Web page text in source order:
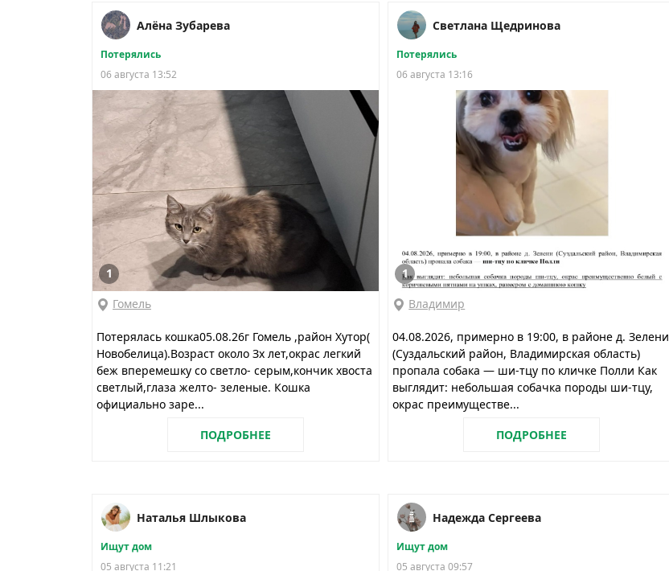
Алёна Зубарева
Потерялись
06 августа 13:52
1
Гомель
Потерялась кошка05.08.26г Гомель ,район Хутор(
Новобелица).Возраст около Зх лет,окрас легкий
беж вперемешку со светло- серым,кончик хвоста
светлый,глаза желто- зеленые. Кошка
официально заре...
ПОДРОБНЕЕ
Светлана Щедринова
Потерялись
06 августа 13:16
1
Владимир
04.08.2026, примерно в 19:00, в районе д. Зелени
(Суздальский район, Владимирская область)
пропала собака — ши-тцу по кличке Полли Как
выглядит: небольшая собачка породы ши-тцу,
окрас преимуществе...
ПОДРОБНЕЕ
Наталья Шлыкова
Ищут дом
05 августа 11:21
Надежда Сергеева
Ищут дом
05 августа 09:57